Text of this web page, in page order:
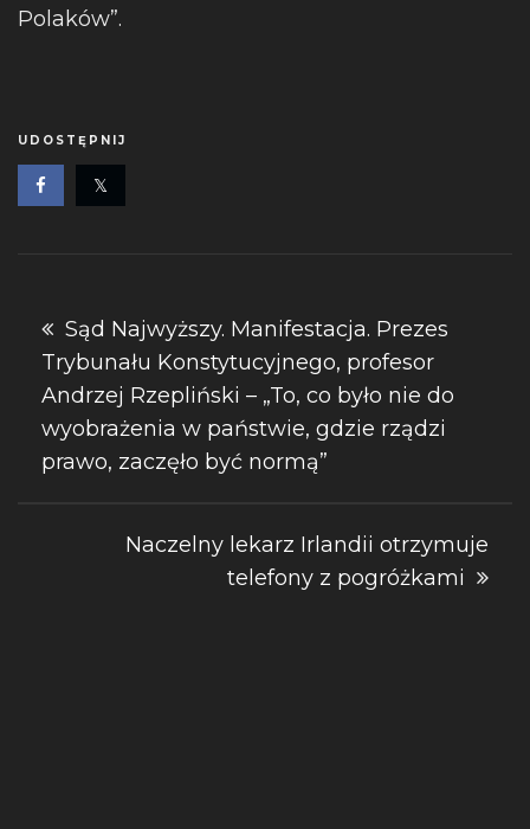
Polaków”.
UDOSTĘPNIJ
Nawigacja
wpisu
Sąd Najwyższy. Manifestacja. Prezes
Trybunału Konstytucyjnego, profesor
Andrzej Rzepliński – „To, co było nie do
wyobrażenia w państwie, gdzie rządzi
prawo, zaczęło być normą”
Naczelny lekarz Irlandii otrzymuje
telefony z pogróżkami